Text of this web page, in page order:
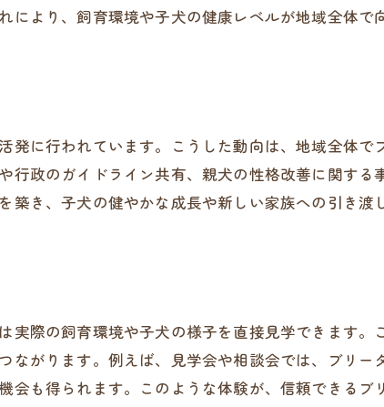
県で安心できるブリーダー選びの流れ
通じた健康な子犬選びのポイント
に確認したいブリーダーの対応
係を築くブリーダー交流の大切さ
リーダーの特徴とリストを活用する
で注意すべきブリーダーの見分け方
交流からわかる危険な兆候とは
より、飼育環境や子犬の健康レベルが地域全体で
に行われています。こうした動向は、地域全体で
政のガイドライン共有、親犬の性格改善に関する
き、子犬の健やかな成長や新しい家族への引き渡
実際の飼育環境や子犬の様子を直接見学できます。
がります。例えば、見学会や相談会では、ブリー
も得られます。このような体験が、信頼できるブ